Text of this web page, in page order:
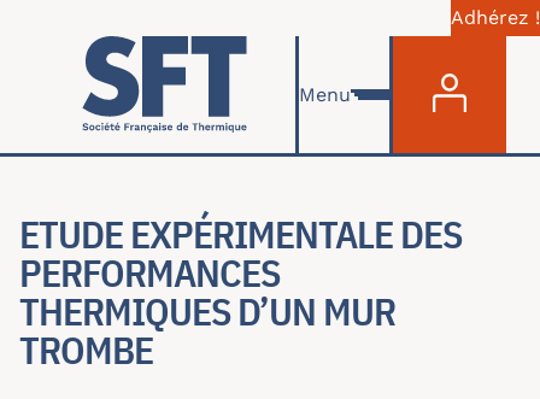
Skip to main content
Adhérez !
Menu
ETUDE EXPÉRIMENTALE DES
PERFORMANCES
THERMIQUES D’UN MUR
TROMBE